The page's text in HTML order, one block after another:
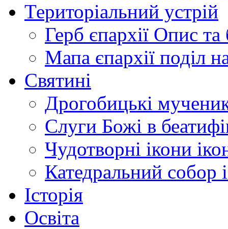
Територіальний устрій
Герб єпархії Опис та
Мапа єпархії поділ
Святині
Дрогобицькі
Слуги Божі в
Чудотворні ікони
Катедральний собор
Історія
Освіта